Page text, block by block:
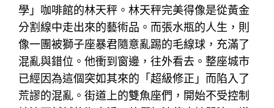
學」咖啡館的林天秤。林天秤完美得像是從黃金
分割線中走出來的藝術品。而張水瓶的人生，則
像一團被獅子座暴君隨意亂踢的毛線球，充滿了
混亂與錯位。他衝到窗邊，往外看去。整座城市
已經因為這個突如其來的「超級修正」而陷入了
荒謬的混亂。街道上的雙魚座們，開始不受控制